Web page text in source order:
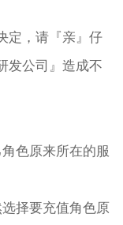
定，请『亲』仔
发公司』造成不
色原来所在的服
择要充值角色原